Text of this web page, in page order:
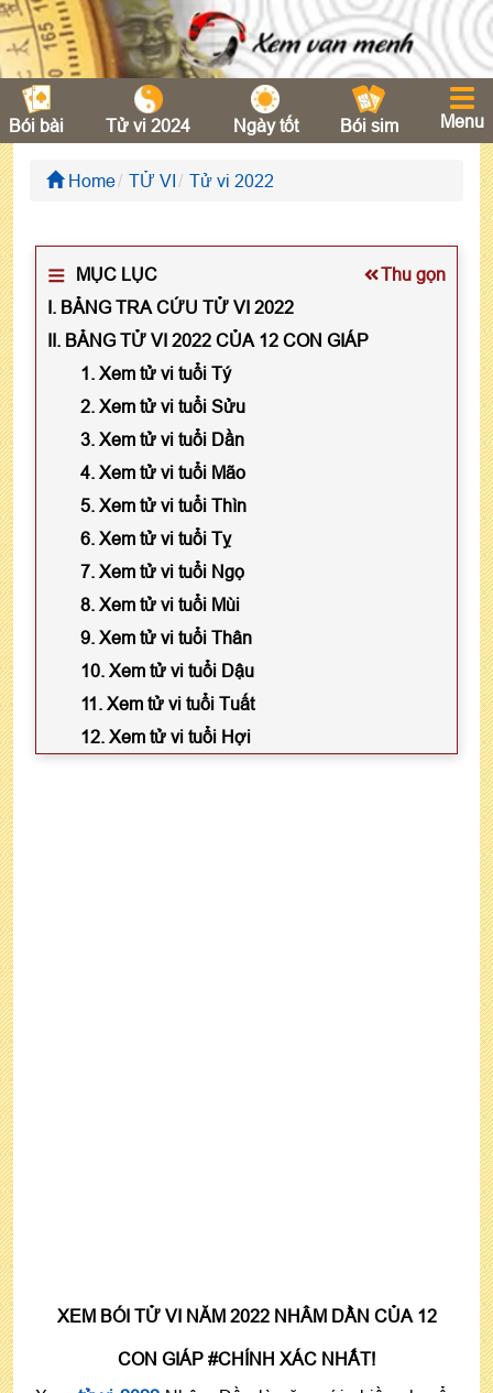
Bói bài Tử vi 2024 Ngày tốt Bói sim Menu
Home TỬ VI Tử vi 2022
MỤC LỤC
Thu gọn
I. BẢNG TRA CỨU TỬ VI 2022
II. BẢNG TỬ VI 2022 CỦA 12 CON GIÁP
1. Xem tử vi tuổi Tý
2. Xem tử vi tuổi Sửu
3. Xem tử vi tuổi Dần
4. Xem tử vi tuổi Mão
5. Xem tử vi tuổi Thìn
6. Xem tử vi tuổi Tỵ
7. Xem tử vi tuổi Ngọ
8. Xem tử vi tuổi Mùi
9. Xem tử vi tuổi Thân
10. Xem tử vi tuổi Dậu
11. Xem tử vi tuổi Tuất
12. Xem tử vi tuổi Hợi
XEM BÓI TỬ VI NĂM 2022 NHÂM DẦN CỦA 12
CON GIÁP #CHÍNH XÁC NHẤT!